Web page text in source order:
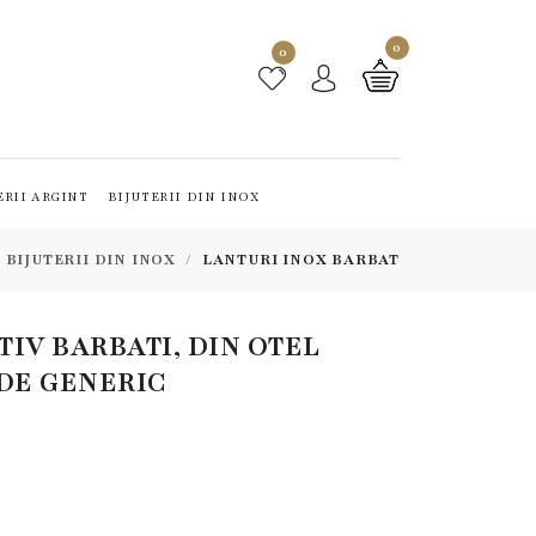
0 0
ARGINT BIJUTERII DIN INOX
BIJUTERII DIN INOX LANTURI INOX BARBAT
BARBATI, DIN OTEL
GENERIC